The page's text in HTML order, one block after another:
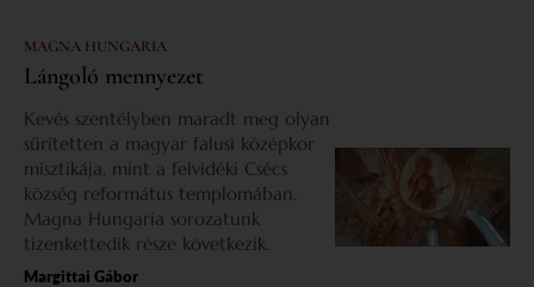
MAGNA HUNGARIA
Lángoló mennyezet
Kevés szentélyben maradt meg olyan
sűrítetten a magyar falusi középkor
misztikája, mint a felvidéki Csécs
község református templomában.
Magna Hungaria sorozatunk
tizenkettedik része következik.
Margittai Gábor